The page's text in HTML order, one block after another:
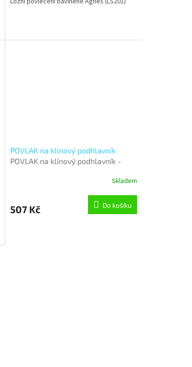
POVLAK na klínový podhlavník
POVLAK na klínový podhlavník -
Skladem
507 Kč Do košíku